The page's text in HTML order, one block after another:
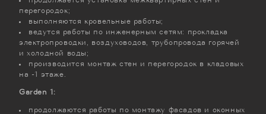
перегородок;
выполняются кровельные работы;
ведутся работы по инженерным сетям: прокладка
электропроводки, воздуховодов, трубопровода горячей
и холодной воды;
производится монтаж стен и перегородок в кладовых
на -1 этаже.
Garden 1:
продолжаются работы по монтажу фасадов и оконных